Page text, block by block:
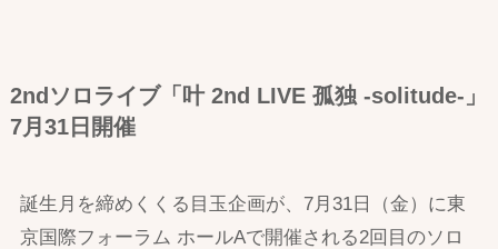
2ndソロライブ「叶 2nd LIVE 孤独 -solitude-」
7月31日開催
誕生月を締めくくる目玉企画が、7月31日（金）に東
京国際フォーラム ホールAで開催される2回目のソロ